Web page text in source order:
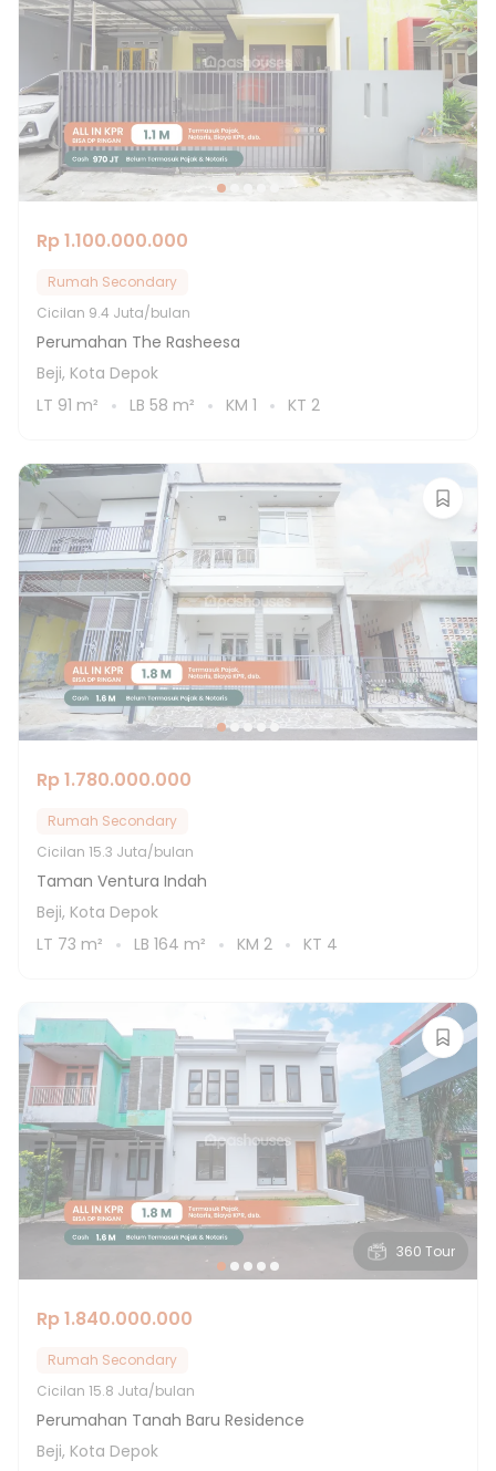
Rp 1.100.000.000
Rumah Secondary
Cicilan 9.4 Juta/bulan
Perumahan The Rasheesa
Beji, Kota Depok
LT 91 m² LB 58 m² KM 1 KT 2
Rp 1.780.000.000
Rumah Secondary
Cicilan 15.3 Juta/bulan
Taman Ventura Indah
Beji, Kota Depok
LT 73 m² LB 164 m² KM 2 KT 4
360 Tour
Rp 1.840.000.000
Rumah Secondary
Cicilan 15.8 Juta/bulan
Perumahan Tanah Baru Residence
Beji, Kota Depok